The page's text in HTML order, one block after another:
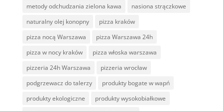
metody odchudzania zielona kawa
nasiona strączkowe
naturalny olej konopny
pizza kraków
pizza nocą Warszawa
pizza Warszawa 24h
pizza w nocy kraków
pizza włoska warszawa
pizzeria 24h Warszawa
pizzeria wrocław
podgrzewacz do talerzy
produkty bogate w wapń
produkty ekologiczne
produkty wysokobiałkowe